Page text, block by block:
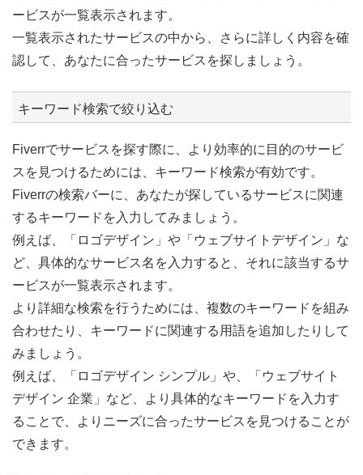
ービスが一覧表示されます。
一覧表示されたサービスの中から、さらに詳しく内容を確
認して、あなたに合ったサービスを探しましょう。
キーワード検索で絞り込む
Fiverrでサービスを探す際に、より効率的に目的のサービ
スを見つけるためには、キーワード検索が有効です。
Fiverrの検索バーに、あなたが探しているサービスに関連
するキーワードを入力してみましょう。
例えば、「ロゴデザイン」や「ウェブサイトデザイン」な
ど、具体的なサービス名を入力すると、それに該当するサ
ービスが一覧表示されます。
より詳細な検索を行うためには、複数のキーワードを組み
合わせたり、キーワードに関連する用語を追加したりして
みましょう。
例えば、「ロゴデザイン シンプル」や、「ウェブサイト
デザイン 企業」など、より具体的なキーワードを入力す
ることで、よりニーズに合ったサービスを見つけることが
できます。